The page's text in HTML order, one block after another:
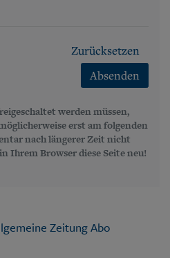
Zurücksetzen
Absenden
werden müssen,
erst am folgenden
nach längerer Zeit nicht
Ihrem Browser diese Seite neu!